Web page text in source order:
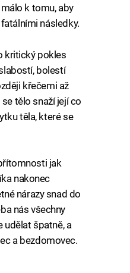
k tomu, aby
následky.
kritický pokles
bolestí
křečemi až
tělo snaží její co
těla, které se
jak
nakonec
nárazy snad do
nás všechny
udělat špatně, a
a bezdomovec.